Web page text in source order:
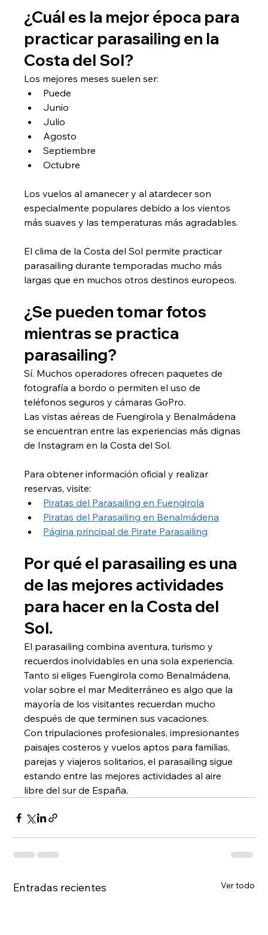
¿Cuál es la mejor época para
practicar parasailing en la
Costa del Sol?
Los mejores meses suelen ser:
Puede
Junio
Julio
Agosto
Septiembre
Octubre
Los vuelos al amanecer y al atardecer son
especialmente populares debido a los vientos
más suaves y las temperaturas más agradables.
El clima de la Costa del Sol permite practicar
parasailing durante temporadas mucho más
largas que en muchos otros destinos europeos.
¿Se pueden tomar fotos
mientras se practica
parasailing?
Sí. Muchos operadores ofrecen paquetes de
fotografía a bordo o permiten el uso de
teléfonos seguros y cámaras GoPro.
Las vistas aéreas de Fuengirola y Benalmádena
se encuentran entre las experiencias más dignas
de Instagram en la Costa del Sol.
Para obtener información oficial y realizar
reservas, visite:
Piratas del Parasailing en Fuengirola
Piratas del Parasailing en Benalmádena
Página principal de Pirate Parasailing
Por qué el parasailing es una
de las mejores actividades
para hacer en la Costa del
Sol.
El parasailing combina aventura, turismo y
recuerdos inolvidables en una sola experiencia.
Tanto si eliges Fuengirola como Benalmádena,
volar sobre el mar Mediterráneo es algo que la
mayoría de los visitantes recuerdan mucho
después de que terminen sus vacaciones.
Con tripulaciones profesionales, impresionantes
paisajes costeros y vuelos aptos para familias,
parejas y viajeros solitarios, el parasailing sigue
estando entre las mejores actividades al aire
libre del sur de España.
Entradas recientes Ver todo